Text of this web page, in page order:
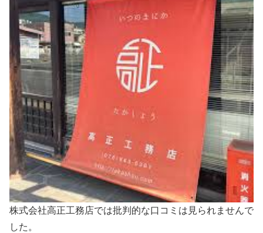
株式会社高正工務店では批判的な口コミは見られませんで
した。